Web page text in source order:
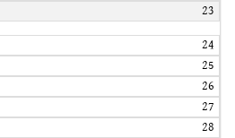
23
24
25
26
27
28